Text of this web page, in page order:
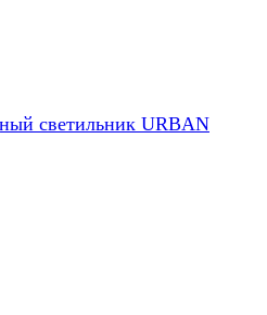
светильник URBAN